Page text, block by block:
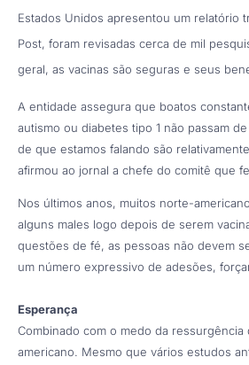
Estados Unidos apresentou um relatório
Post, foram revisadas cerca de mil
geral, as vacinas são seguras e seus
A entidade assegura que boatos
autismo ou diabetes tipo 1 não passam
de que estamos falando são
afirmou ao jornal a chefe do comitê que
Nos últimos anos, muitos norte-
alguns males logo depois de serem
questões de fé, as pessoas não devem
um número expressivo de adesões,
Esperança
Combinado com o medo da
americano. Mesmo que vários estudos